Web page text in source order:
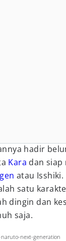
hadir
Kara dan siap
atau Isshiki.
satu
dingin dan
saja.
next-generation